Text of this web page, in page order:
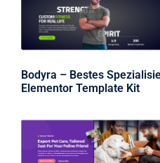
Bodyra – Bestes
Elementor Template Kit